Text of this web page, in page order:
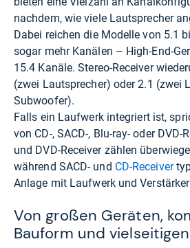
nachdem, wie viele Lautsprecher
Dabei reichen die Modelle von 5.1
sogar mehr Kanälen – High-End-
15.4 Kanäle. Stereo-Receiver
(zwei Lautsprecher) oder 2.1 (zwei
Subwoofer).
Falls ein Laufwerk integriert ist,
von CD-, SACD-, Blu-ray- oder DVD-
und DVD-Receiver zählen
während SACD- und CD-Receiver
Anlage mit Laufwerk und
Von großen Geräten,
Bauform und